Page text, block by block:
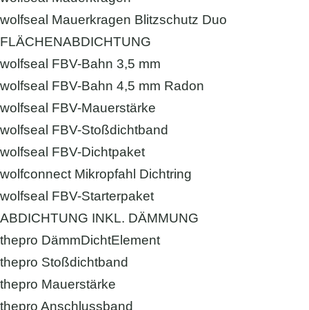
wolfseal Mauerkragen Blitzschutz Duo
FLÄCHENABDICHTUNG
wolfseal FBV-Bahn 3,5 mm
wolfseal FBV-Bahn 4,5 mm Radon
wolfseal FBV-Mauerstärke
wolfseal FBV-Stoßdichtband
wolfseal FBV-Dichtpaket
wolfconnect Mikropfahl Dichtring
wolfseal FBV-Starterpaket
ABDICHTUNG INKL. DÄMMUNG
thepro DämmDichtElement
thepro Stoßdichtband
thepro Mauerstärke
thepro Anschlussband